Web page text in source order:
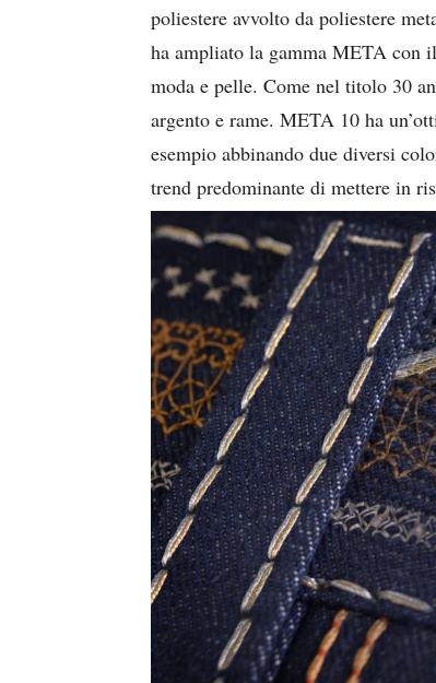
poliestere avvolto da poliestere
ha ampliato la gamma META con
moda e pelle. Come nel titolo 30
argento e rame. META 10 ha
esempio abbinando due diversi
trend predominante di mettere in